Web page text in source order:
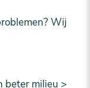
Wij
beter milieu >